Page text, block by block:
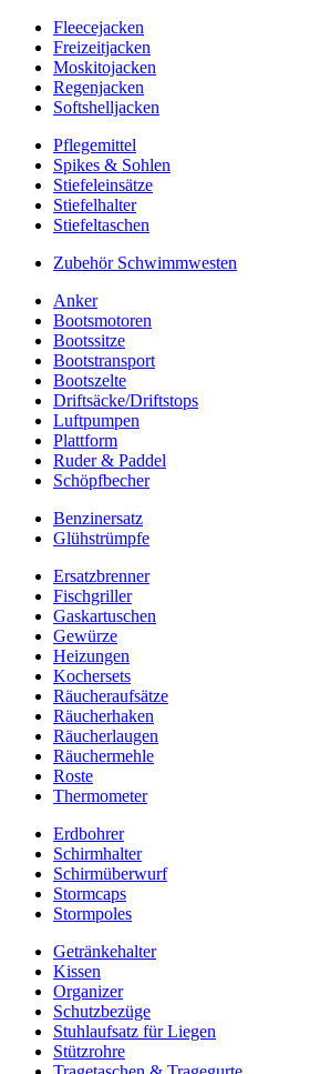
Fleecejacken
Freizeitjacken
Moskitojacken
Regenjacken
Softshelljacken
Pflegemittel
Spikes & Sohlen
Stiefeleinsätze
Stiefelhalter
Stiefeltaschen
Zubehör Schwimmwesten
Anker
Bootsmotoren
Bootssitze
Bootstransport
Bootszelte
Driftsäcke/Driftstops
Luftpumpen
Plattform
Ruder & Paddel
Schöpfbecher
Benzinersatz
Glühstrümpfe
Ersatzbrenner
Fischgriller
Gaskartuschen
Gewürze
Heizungen
Kochersets
Räucheraufsätze
Räucherhaken
Räucherlaugen
Räuchermehle
Roste
Thermometer
Erdbohrer
Schirmhalter
Schirmüberwurf
Stormcaps
Stormpoles
Getränkehalter
Kissen
Organizer
Schutzbezüge
Stuhlaufsatz für Liegen
Stützrohre